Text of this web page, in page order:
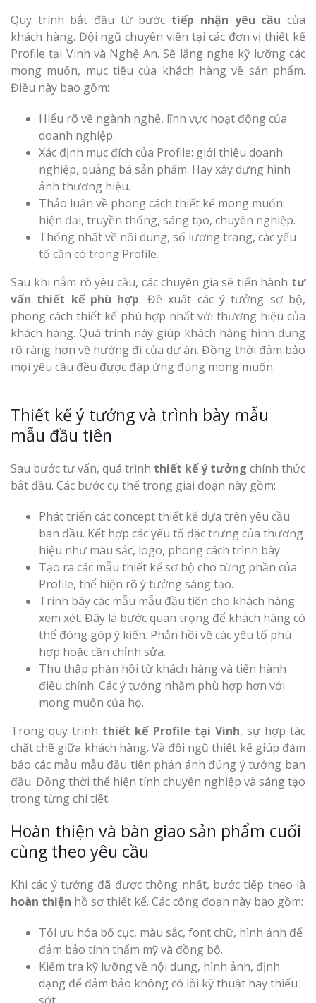
Quy trình bắt đầu từ bước tiếp nhận yêu cầu của
khách hàng. Đội ngũ chuyên viên tại các đơn vị thiết kế
Profile tại Vinh và Nghệ An. Sẽ lắng nghe kỹ lưỡng các
mong muốn, mục tiêu của khách hàng về sản phẩm.
Điều này bao gồm:
Hiểu rõ về ngành nghề, lĩnh vực hoạt động của
doanh nghiệp.
Xác định mục đích của Profile: giới thiệu doanh
nghiệp, quảng bá sản phẩm. Hay xây dựng hình
ảnh thương hiệu.
Thảo luận về phong cách thiết kế mong muốn:
hiện đại, truyền thống, sáng tạo, chuyên nghiệp.
Thống nhất về nội dung, số lượng trang, các yếu
tố cần có trong Profile.
Sau khi nắm rõ yêu cầu, các chuyên gia sẽ tiến hành tư
vấn thiết kế phù hợp. Đề xuất các ý tưởng sơ bộ,
phong cách thiết kế phù hợp nhất với thương hiệu của
khách hàng. Quá trình này giúp khách hàng hình dung
rõ ràng hơn về hướng đi của dự án. Đồng thời đảm bảo
mọi yêu cầu đều được đáp ứng đúng mong muốn.
Thiết kế ý tưởng và trình bày mẫu
mẫu đầu tiên
Sau bước tư vấn, quá trình thiết kế ý tưởng chính thức
bắt đầu. Các bước cụ thể trong giai đoạn này gồm:
Phát triển các concept thiết kế dựa trên yêu cầu
ban đầu. Kết hợp các yếu tố đặc trưng của thương
hiệu như màu sắc, logo, phong cách trình bày.
Tạo ra các mẫu thiết kế sơ bộ cho từng phần của
Profile, thể hiện rõ ý tưởng sáng tạo.
Trình bày các mẫu mẫu đầu tiên cho khách hàng
xem xét. Đây là bước quan trọng để khách hàng có
thể đóng góp ý kiến. Phản hồi về các yếu tố phù
hợp hoặc cần chỉnh sửa.
Thu thập phản hồi từ khách hàng và tiến hành
điều chỉnh. Các ý tưởng nhằm phù hợp hơn với
mong muốn của họ.
Trong quy trình thiết kế Profile tại Vinh, sự hợp tác
chặt chẽ giữa khách hàng. Và đội ngũ thiết kế giúp đảm
bảo các mẫu mẫu đầu tiên phản ánh đúng ý tưởng ban
đầu. Đồng thời thể hiện tính chuyên nghiệp và sáng tạo
trong từng chi tiết.
Hoàn thiện và bàn giao sản phẩm cuối
cùng theo yêu cầu
Khi các ý tưởng đã được thống nhất, bước tiếp theo là
hoàn thiện hồ sơ thiết kế. Các công đoạn này bao gồm:
Tối ưu hóa bố cục, màu sắc, font chữ, hình ảnh để
đảm bảo tính thẩm mỹ và đồng bộ.
Kiểm tra kỹ lưỡng về nội dung, hình ảnh, định
dạng để đảm bảo không có lỗi kỹ thuật hay thiếu